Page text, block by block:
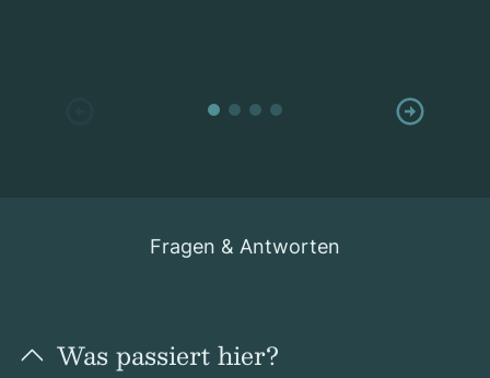
Fra­gen & Ant­wor­ten
Was pas­siert hier?